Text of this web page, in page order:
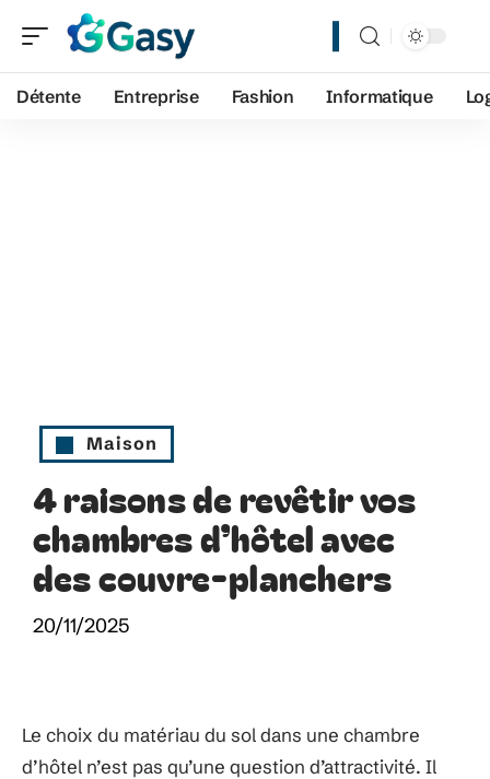
Détente Entreprise Fashion Informatique
Maison
4 raisons de revêtir vos
chambres d’hôtel avec
des couvre-planchers
20/11/2025
Le choix du matériau du sol dans une chambre
d’hôtel n’est pas qu’une question d’attractivité. Il